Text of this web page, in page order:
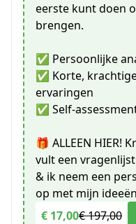
eerste kunt doen
brengen.
✅ Persoonlijke
✅ Korte,
ervaringen
✅ Self-
🎁 ALLEEN HIER!
vult een
& ik neem een
op met mijn
€ 17,00€ 197,00